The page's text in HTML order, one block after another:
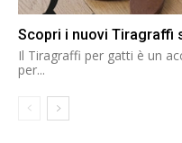
Scopri i nuovi Tiragraffi
Il Tiragraffi per gatti è un
per...